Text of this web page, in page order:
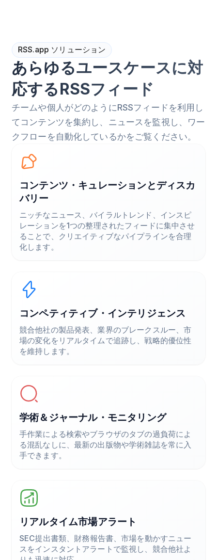
RSS.app ソリューション
あらゆるユースケースに対
応するRSSフィード
チームや個人がどのようにRSSフィードを利用し
てコンテンツを集約し、ニュースを監視し、ワー
クフローを自動化しているかをご覧ください。
コンテンツ・キュレーションとディスカ
バリー
ニッチなニュース、バイラルトレンド、インスピ
レーションを1つの整理されたフィードに集中させ
ることで、クリエイティブなパイプラインを合理
化します。
コンペティティブ・インテリジェンス
競合他社の製品発表、業界のブレークスルー、市
場の変化をリアルタイムで追跡し、戦略的優位性
を維持します。
学術＆ジャーナル・モニタリング
手作業による検索やブラウザのタブの過負荷によ
る混乱なしに、最新の出版物や学術雑誌を常に入
手できます。
リアルタイム市場アラート
SEC提出書類、財務報告書、市場を動かすニュー
スをインスタントアラートで監視し、競合他社よ